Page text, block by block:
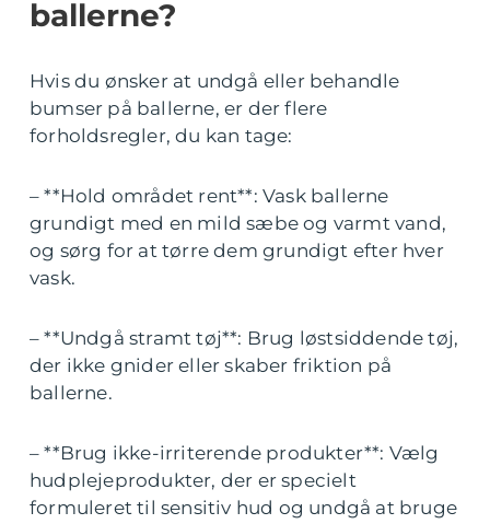
ballerne?
Hvis du ønsker at undgå eller behandle
bumser på ballerne, er der flere
forholdsregler, du kan tage:
– **Hold området rent**: Vask ballerne
grundigt med en mild sæbe og varmt vand,
og sørg for at tørre dem grundigt efter hver
vask.
– **Undgå stramt tøj**: Brug løstsiddende tøj,
der ikke gnider eller skaber friktion på
ballerne.
– **Brug ikke-irriterende produkter**: Vælg
hudplejeprodukter, der er specielt
formuleret til sensitiv hud og undgå at bruge